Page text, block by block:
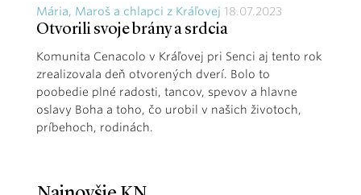
Mária, Maroš a chlapci z Kráľovej 18.07.2023
Otvorili svoje brány a srdcia
Komunita Cenacolo v Kráľovej pri Senci aj tento rok
zrealizovala deň otvorených dverí. Bolo to
poobedie plné radosti, tancov, spevov a hlavne
oslavy Boha a toho, čo urobil v našich životoch,
príbehoch, rodinách.